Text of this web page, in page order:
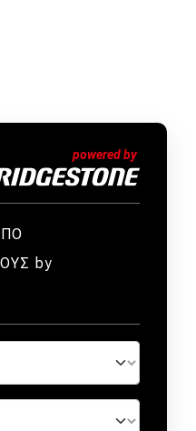
by